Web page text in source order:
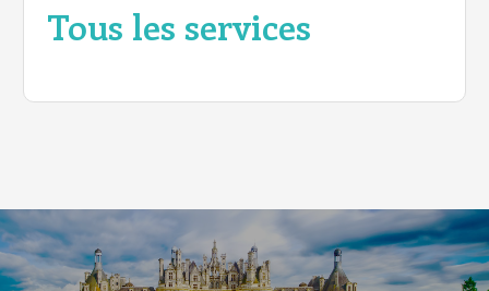
Tous les services